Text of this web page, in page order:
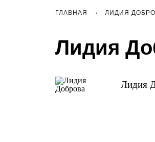
ГЛАВНАЯ ЛИДИЯ
Лидия
Лидия